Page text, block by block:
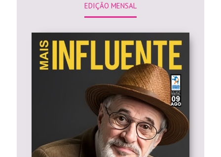
EDIÇÃO MENSAL